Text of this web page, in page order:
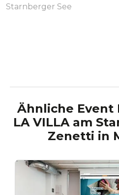
Starnberger See
Ähnliche Event
LA VILLA am
Zenetti in